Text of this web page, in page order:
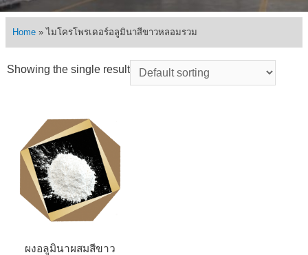
Home »ไมโครโพรเดอร์อลูมินาสีขาวหลอมรวม
Showing the single result
ผงอลูมินาผสมสีขาว